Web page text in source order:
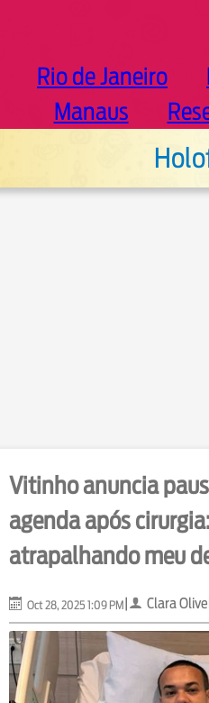
Rio de Janeiro
Manaus
Vitinho anuncia
agenda após
atrapalhando meu
Oct 28, 2025 1:09 PM| Clara